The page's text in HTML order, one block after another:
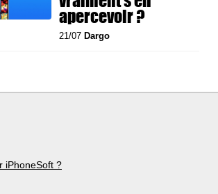
apercevoir ?
21/07 Dargo
iPhoneSoft ?